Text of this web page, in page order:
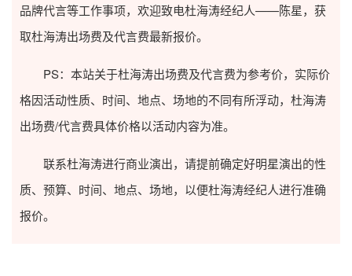
品牌代言等工作事项，欢迎致电杜海涛经纪人——陈星，获
取杜海涛出场费及代言费最新报价。
PS：本站关于杜海涛出场费及代言费为参考价，实际价
格因活动性质、时间、地点、场地的不同有所浮动，杜海涛
出场费/代言费具体价格以活动内容为准。
联系杜海涛进行商业演出，请提前确定好明星演出的性
质、预算、时间、地点、场地，以便杜海涛经纪人进行准确
报价。